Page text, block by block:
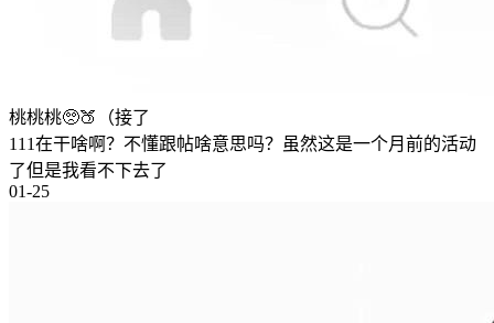
桃桃桃🥺🍑（接了
111在干啥啊？不懂跟帖啥意思吗？虽然这是一个月前的活动
了但是我看不下去了
01-25